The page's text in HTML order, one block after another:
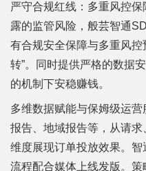
严守合规红线：多重风控
露的监管风险，般芸智通
有合规安全保障与多重风
转”。同时提供严格的数据
的机制下安稳赚钱。
多维数据赋能与保姆级运
报告、地域报告等，从请
维度展现订单投放效果。
流程配合媒体上线发版。